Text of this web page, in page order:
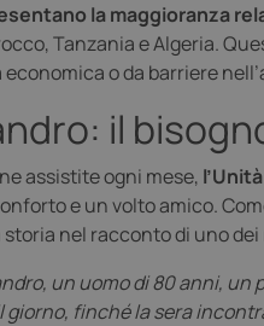
la maggioranza
Tanzania e Algeria.
o da barriere
il
assistite ogni mese,
e un volto amico.
storia nel racconto di uno
un uomo di 80 anni,
giorno, finché la sera